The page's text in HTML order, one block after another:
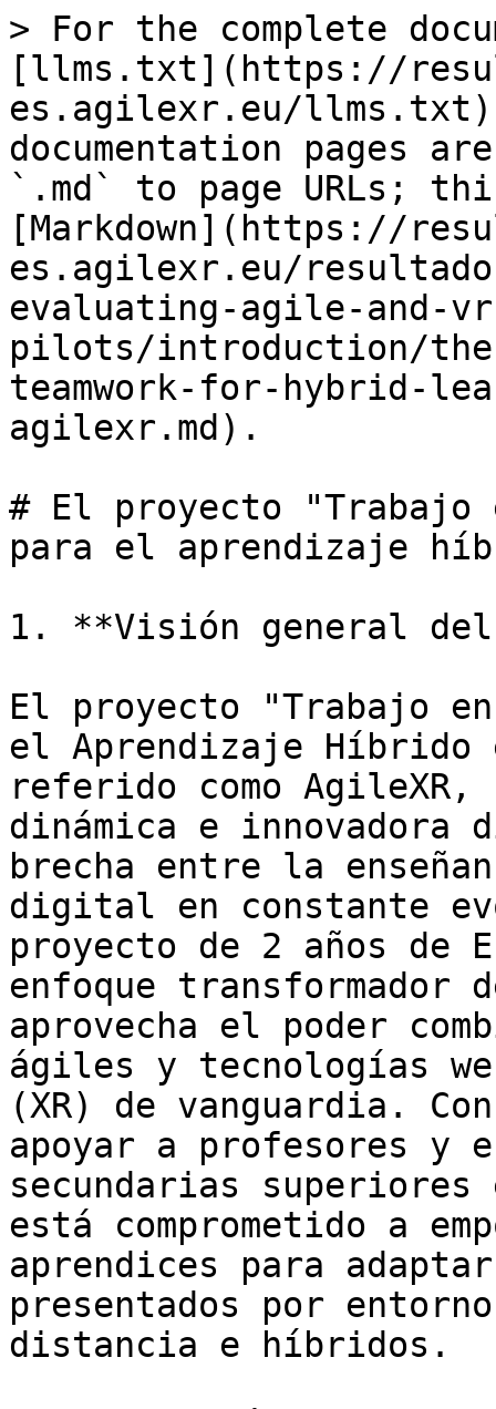
> For the complete
[llms.txt](https://
es.agilexr.eu/llms.txt).
documentation pages
`.md` to page URLs;
[Markdown](https://
es.agilexr.eu/
evaluating-agile-and-
pilots/introduction/
teamwork-for-hybrid-
agilexr.md).
# El proyecto "Trabajo
para el aprendizaje
1. **Visión general
El proyecto "Trabajo
el Aprendizaje Híbrido
referido como
dinámica e innovadora
brecha entre la
digital en constante
proyecto de 2 años de
enfoque transformador
aprovecha el poder
ágiles y tecnologías
(XR) de vanguardia.
apoyar a profesores y
secundarias superiores
está comprometido a
aprendices para
presentados por
distancia e híbridos.